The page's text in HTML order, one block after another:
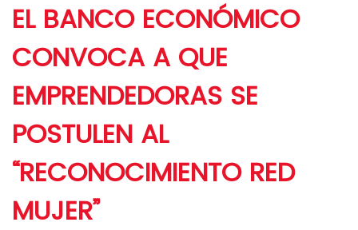
EL BANCO ECONÓMICO
CONVOCA A QUE
EMPRENDEDORAS SE
POSTULEN AL
“RECONOCIMIENTO RED
MUJER”